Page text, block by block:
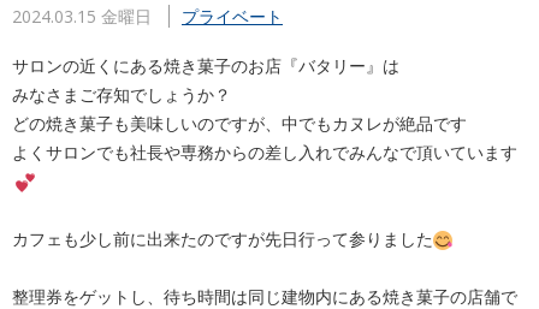
2024.03.15 金曜日 プライベート
サロンの近くにある焼き菓子のお店『バタリー』は
みなさまご存知でしょうか？
どの焼き菓子も美味しいのですが、中でもカヌレが絶品です
よくサロンでも社長や専務からの差し入れでみんなで頂いています
カフェも少し前に出来たのですが先日行って参りました
整理券をゲットし、待ち時間は同じ建物内にある焼き菓子の店舗で